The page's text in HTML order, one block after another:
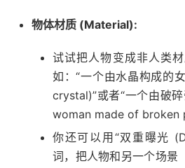
物体材质 (Material):
试试把人物变成非人类
如：“一个由水晶构成的
crystal)”或者“一个由破
woman made of broken
你还可以用“双重曝光
词，把人物和另一个场景